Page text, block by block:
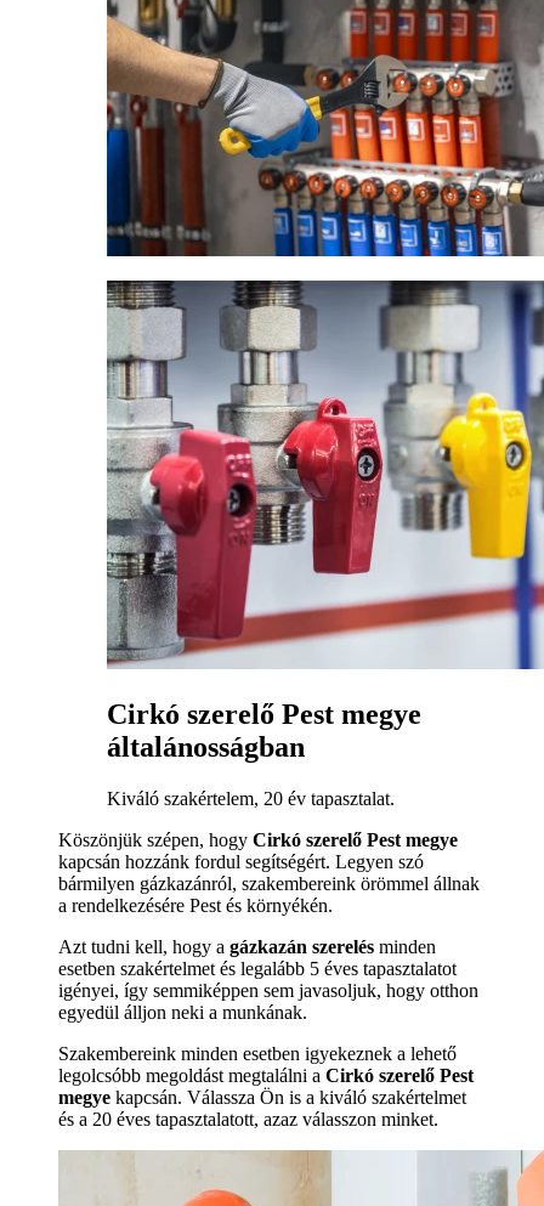
Cirkó szerelő Pest megye
általánosságban
Kiváló szakértelem, 20 év tapasztalat.
Köszönjük szépen, hogy Cirkó szerelő Pest megye
kapcsán hozzánk fordul segítségért. Legyen szó
bármilyen gázkazánról, szakembereink örömmel állnak
a rendelkezésére Pest és környékén.
Azt tudni kell, hogy a gázkazán szerelés minden
esetben szakértelmet és legalább 5 éves tapasztalatot
igényei, így semmiképpen sem javasoljuk, hogy otthon
egyedül álljon neki a munkának.
Szakembereink minden esetben igyekeznek a lehető
legolcsóbb megoldást megtalálni a Cirkó szerelő Pest
megye kapcsán. Válassza Ön is a kiváló szakértelmet
és a 20 éves tapasztalatott, azaz válasszon minket.